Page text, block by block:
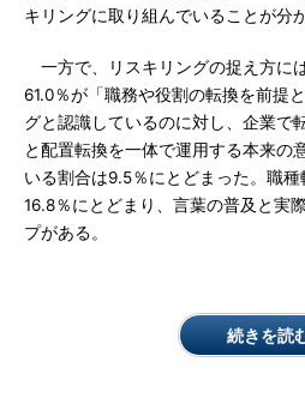
キリングに取り組んでいることが分
一方で、リスキリングの捉え方に
61.0％が「職務や役割の転換を前提
グと認識しているのに対し、企業で
と配置転換を一体で運用する本来の
いる割合は9.5％にとどまった。職
16.8％にとどまり、言葉の普及と実
プがある。
続きを読